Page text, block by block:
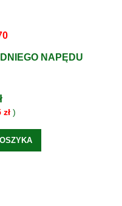
NAPĘDU
zł)